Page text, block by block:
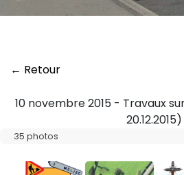
← Retour
10 novembre 2015 - Travaux sur
20.12.2015)
35 photos